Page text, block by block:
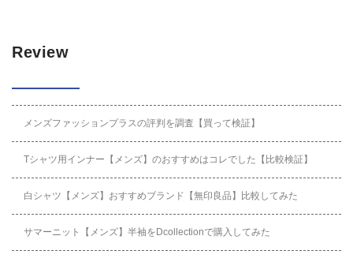
Review
メンズファッションプラスの評判を調査【買って検証】
Tシャツ用インナー【メンズ】のおすすめはコレでした【比較検証】
白シャツ【メンズ】おすすめブランド【無印良品】比較してみた
サマーニット【メンズ】半袖をDcollectionで購入してみた